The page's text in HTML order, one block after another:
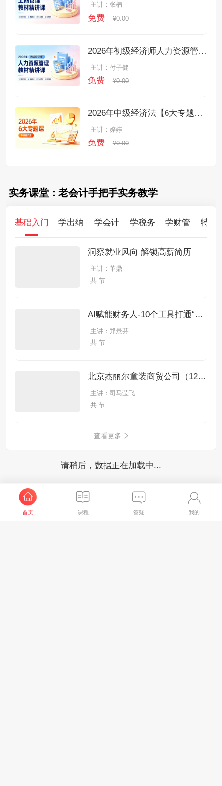
主讲：张楠
免费 ¥0.00
2026年初级经济师人力资源管理-教材精讲课
主讲：付子健
免费 ¥0.00
2026年中级经济法【6大专题课】
主讲：婷婷
免费 ¥0.00
实务课堂：老会计手把手实务教学
基础入门 学出纳 学会计 学税务 学财管 特训
洞察就业风向 解锁高薪简历
主讲：革鼎
共 节
AI赋能财务人-10个工具打通“做账-报税-分析-报告"全链条
主讲：郑景芬
共 节
北京杰丽尔童装商贸公司（12月份）手工全盘账
主讲：司马莹飞
共 节
查看更多
请稍后，数据正在加载中...
首页 课程 答疑 我的